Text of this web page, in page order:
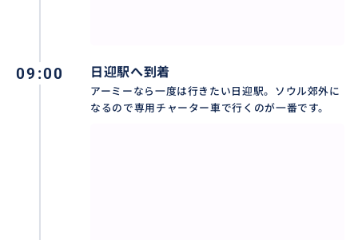
09:00 日迎駅へ到着
アーミーなら一度は行きたい日迎駅。ソウル郊外に
なるので専用チャーター車で行くのが一番です。